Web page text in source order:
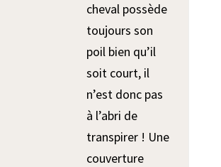
cheval possède
toujours son
poil bien qu’il
soit court, il
n’est donc pas
à l’abri de
transpirer ! Une
couverture